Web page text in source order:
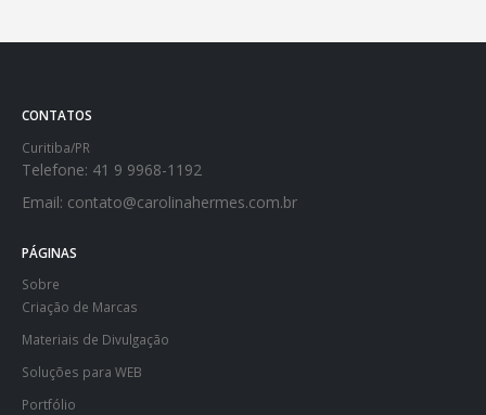
CONTATOS
Curitiba/PR
Telefone: 41 9 9968-1192
Email: contato@carolinahermes.com.br
PÁGINAS
Sobre
Criação de Marcas
Materiais de Divulgação
Soluções para WEB
Portfólio